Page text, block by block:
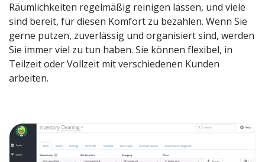
Räumlichkeiten regelmäßig reinigen lassen, und viele
sind bereit, für diesen Komfort zu bezahlen. Wenn Sie
gerne putzen, zuverlässig und organisiert sind, werden
Sie immer viel zu tun haben. Sie können flexibel, in
Teilzeit oder Vollzeit mit verschiedenen Kunden
arbeiten.